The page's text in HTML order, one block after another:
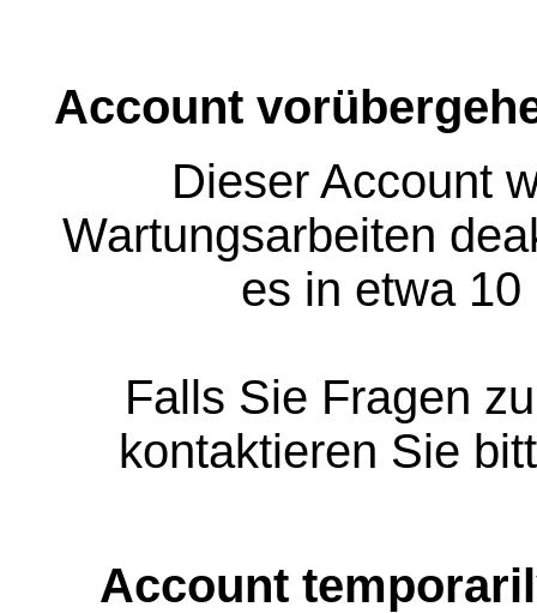
Account
Dieser Account
Wartungsarbeiten
es in etwa
Falls Sie Fragen
kontaktieren Sie
Account